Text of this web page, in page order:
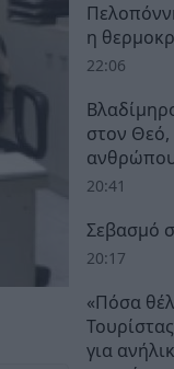
η
22:06
στον Θεό,
20:41
Σεβασμό
20:17
«Πόσα
για